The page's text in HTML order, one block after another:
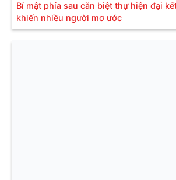
Bí mật phía sau căn biệt thự hiện đại
khiến nhiều người mơ ước